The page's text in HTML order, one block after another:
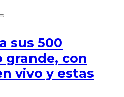
sus 500
grande, con
vivo y estas